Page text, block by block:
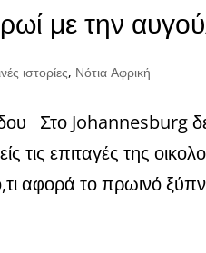
με την
ιστορίες, Νότια Αφρική
Στο Johannesburg
τις επιταγές της
αφορά το πρωινό